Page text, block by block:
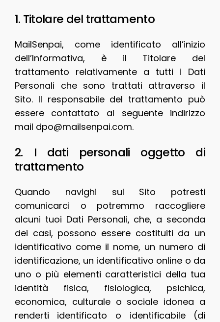
1. Titolare del trattamento
MailSenpai, come identificato all’inizio
dell’Informativa, è il Titolare del
trattamento relativamente a tutti i Dati
Personali che sono trattati attraverso il
Sito. Il responsabile del trattamento può
essere contattato al seguente indirizzo
mail dpo@mailsenpai.com.
2. I dati personali oggetto di
trattamento
Quando navighi sul Sito potresti
comunicarci o potremmo raccogliere
alcuni tuoi Dati Personali, che, a seconda
dei casi, possono essere costituiti da un
identificativo come il nome, un numero di
identificazione, un identificativo online o da
uno o più elementi caratteristici della tua
identità fisica, fisiologica, psichica,
economica, culturale o sociale idonea a
renderti identificato o identificabile (di